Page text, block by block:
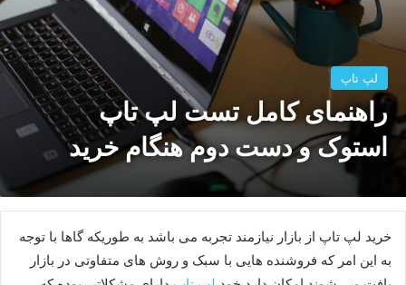
لپ تاپ
راهنمای کامل تست لپ تاپ
استوک و دست دوم هنگام خرید
خرید لپ تاپ از بازار نیازمند تجربه می باشد به طوریکه گاها با توجه
به این امر که فروشنده هایی با سبک و روش های متفاوتی در بازار